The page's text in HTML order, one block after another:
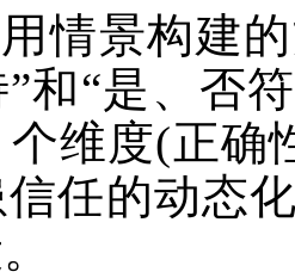
情景构建
和“是、否
维度(正确
任的动态